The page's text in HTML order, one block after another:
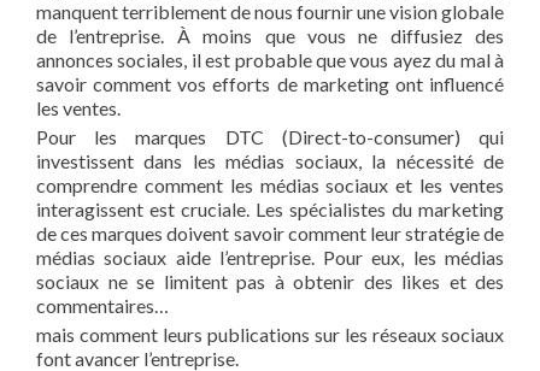
manquent terriblement de nous fournir une vision globale
de l’entreprise. À moins que vous ne diffusiez des
annonces sociales, il est probable que vous ayez du mal à
savoir comment vos efforts de marketing ont influencé
les ventes.
Pour les marques DTC (Direct-to-consumer) qui
investissent dans les médias sociaux, la nécessité de
comprendre comment les médias sociaux et les ventes
interagissent est cruciale. Les spécialistes du marketing
de ces marques doivent savoir comment leur stratégie de
médias sociaux aide l’entreprise. Pour eux, les médias
sociaux ne se limitent pas à obtenir des likes et des
commentaires…
mais comment leurs publications sur les réseaux sociaux
font avancer l’entreprise.